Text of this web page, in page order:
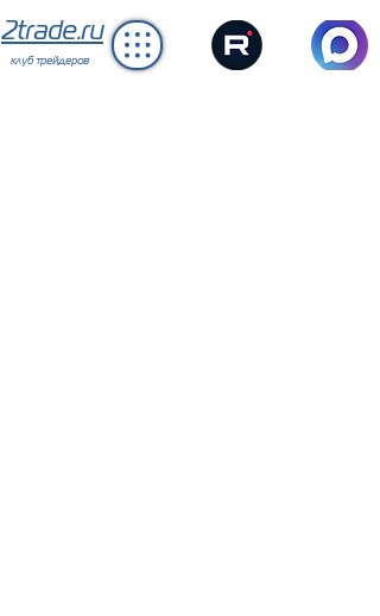
2trade.ru
клуб трейдеров